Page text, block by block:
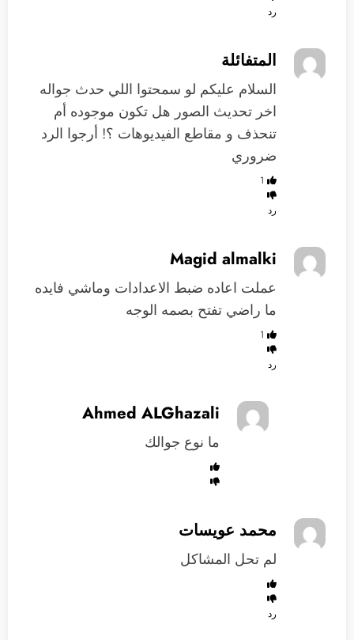
رد
المتفائلة
السلام عليكم لو سمحتوا اللي حدث جواله
اخر تحديث الصور هل تكون موجوده أم
تنحذف و مقاطع الفيديوهات ؟! أرجوا الرد
ضروري
1
رد
Magid almalki
عملت اعاده ضبط الاعدادات وماشي فايده
ما راضي تفتح بصمه الوجه
1
رد
Ahmed ALGhazali
ما نوع جوالك
محمد عويسات
لم تحل المشاكل
رد